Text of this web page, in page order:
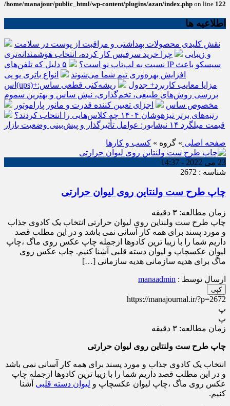
/home/manajour/public_html/wp-content/plugins/azan/index.php on line 122
اطلاعیه ها
نقش کلیدی محصولات بهداشتی و مراقبت از پوست در سلامت
و زیبایی
چرا خرید سرفیس کار کرده، انتخاب هوشمندانه‌تری
نسبت به لپ‌تاپ نو است؟
۵ دلیل که تلفن‌های IP سیسکو باعث
افزایش بهره‌وری تیم شما می‌شوند
انواع باتری یو پی
اس(ups)+مزایا معایب کاربرد+ جدول
ریشه‌کنی قطعی ساس:
بررسی روش‌های طبیعی، تخم‌گذاری، نیش ساس و بهترین سموم
مخصوص ساس
اجزای تعیین کننده قدرت و مانور پاراموتور
رتبه‌های برتر تیزهوشان ۱۴۰۴ چه کلاس‌هایی را انتخاب کردند؟
قیمت میلگرد ۱۴ نیشابور: عوامل تأثیرگذار و پیش‌بینی وضعیت بازار
صفحه اصلی » گروه » کسب و کارها
23 می 2022 - 14:37
شناسه : 2672
چاپ طرح ست ولنتاین روی لیوان حرارتی
زمان مطالعه: ۳ دقیقه
چاپ طرح ست ولنتاین روی لیوان حرارتی انتخاب یک کادوی جذاب
و مورد پسند برای همه کار آسانی نمی باشد و در این مطلب قصد
داریم شما را با زیبا ترین کادوها ازجمله چاپ عکس روی ماگ ،چاپ
لیوان عکسچاپ و لیوان دسته قلبی آشنا کنیم. چاپ عکس روی
ماگ برای هدیه سازمانی هدیه سازمانی […]
ارسال توسط : manaadmin
کپی
https://manajournal.ir/?p=2672
پ
پ
زمان مطالعه: ۳ دقیقه
چاپ طرح ست ولنتاین روی لیوان حرارتی
انتخاب یک کادوی جذاب و مورد پسند برای همه کار آسانی نمی باشد
و در این مطلب قصد داریم شما را با زیبا ترین کادوها ازجمله چاپ
عکس روی ماگ ،چاپ لیوان عکسچاپ و لیوان دسته قلبی آشنا
کنیم.